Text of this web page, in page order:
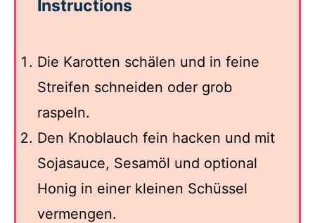
Instructions
Die Karotten schälen und in feine
Streifen schneiden oder grob
raspeln.
Den Knoblauch fein hacken und mit
Sojasauce, Sesamöl und optional
Honig in einer kleinen Schüssel
vermengen.